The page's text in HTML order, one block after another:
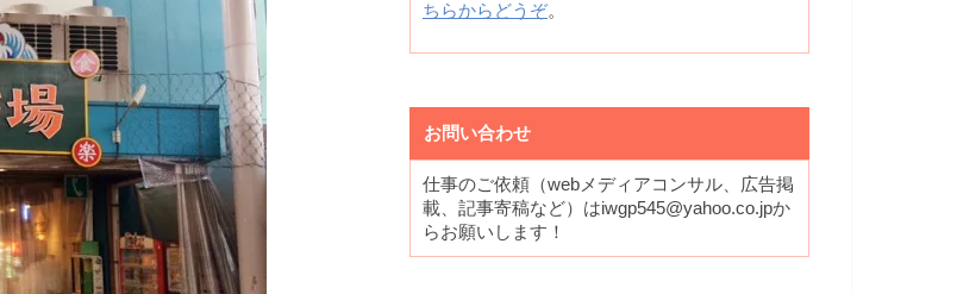
ちらからどうぞ。
お問い合わせ
仕事のご依頼（webメディアコンサル、広告掲
載、記事寄稿など）はiwgp545@yahoo.co.jpか
らお願いします！